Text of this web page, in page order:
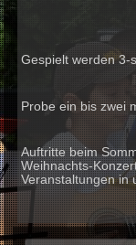
Das 1.
Teilnahme für
Gespielt
Probe ein bis